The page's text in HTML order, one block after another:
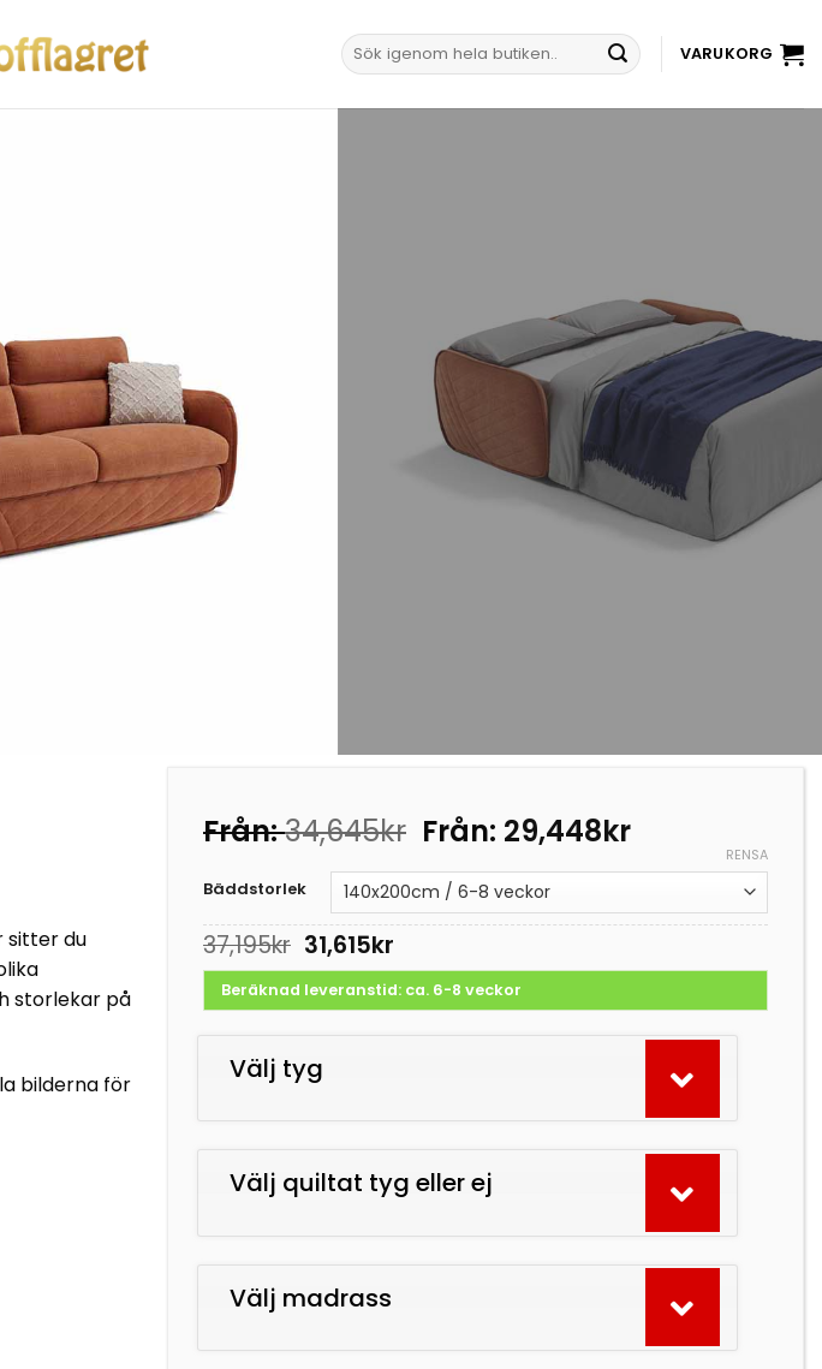
Sök
efter:
VARUKORG
sitter du
storlekar på
bilderna för
Från:34,645kr Från: 29,448kr
Bäddstorlek
RENSA
37,195kr Det
ursprungliga
priset
var:
37,195kr.
31,615krDet
nuvarande
priset
är:
31,615kr.
Beräknad leveranstid: ca. 6-8 veckor
Välj tyg
Välj quiltat tyg eller ej
Välj madrass